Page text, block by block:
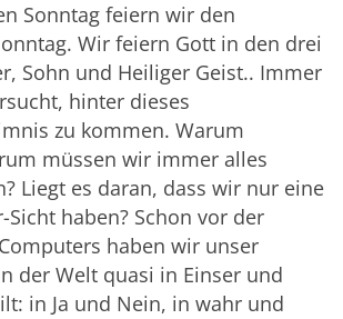
Sonntag feiern wir den
Wir feiern Gott in den drei
Sohn und Heiliger Geist.. Immer
hinter dieses
zu kommen. Warum
müssen wir immer alles
Liegt es daran, dass wir nur eine
Sicht haben? Schon vor der
haben wir unser
der Welt quasi in Einser und
in Ja und Nein, in wahr und